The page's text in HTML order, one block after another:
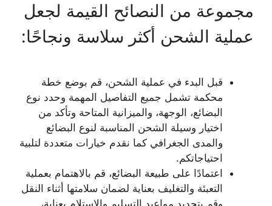
مجموعة من النصائح القيمة لجعل
عملية الشحن أكثر سلاسة ونجاحًا:
قبل البدء في عملية الشحن، قم بوضع خطة
محكمة تشمل جميع التفاصيل المهمة وحدد نوع
البضائع، الوجهة، والميزانية المتاحة وتأكد من
اختيار وسيلة الشحن المناسبة لنوع البضائع
والمدى الجغرافي كما نقدم خيارات متعددة لتلبية
احتياجاتكم.
اعتمادًا على طبيعة البضائع، قم بالاهتمام بعملية
التعبئة والتغليف بعناية لضمان سلامتها أثناء النقل